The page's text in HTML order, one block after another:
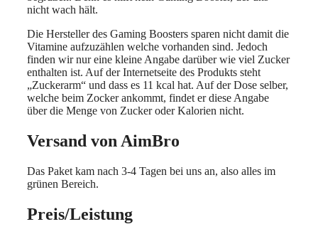
nicht wach hält.
Die Hersteller des Gaming Boosters sparen nicht damit die
Vitamine aufzuzählen welche vorhanden sind. Jedoch
finden wir nur eine kleine Angabe darüber wie viel Zucker
enthalten ist. Auf der Internetseite des Produkts steht
„Zuckerarm“ und dass es 11 kcal hat. Auf der Dose selber,
welche beim Zocker ankommt, findet er diese Angabe
über die Menge von Zucker oder Kalorien nicht.
Versand von AimBro
Das Paket kam nach 3-4 Tagen bei uns an, also alles im
grünen Bereich.
Preis/Leistung